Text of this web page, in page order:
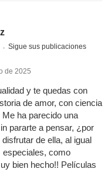
Sigue sus publicaciones
de 2025
y te quedas con
de amor, con ciencia
ha parecido una
pararte a pensar, ¿por
de ella, al igual
especiales, como
bien hecho!! Películas